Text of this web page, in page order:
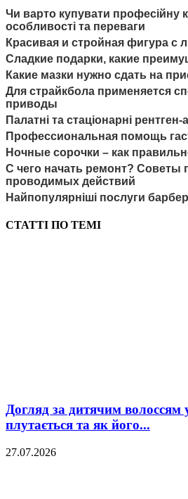
Чи варто купувати професійну
особливості та переваги
Красивая и стройная фигура с
Сладкие подарки, какие
Какие мазки нужно сдать на
Для страйкбола применяется
приводы
Палатні та стаціонарні
Профессиональная помощь
Ночные сорочки – как
С чего начать ремонт? Советы
проводимых действий
Найпопулярніші послуги
СТАТТІ ПО ТЕМІ
Догляд за дитячим волоссям
плутається та як його...
27.07.2026